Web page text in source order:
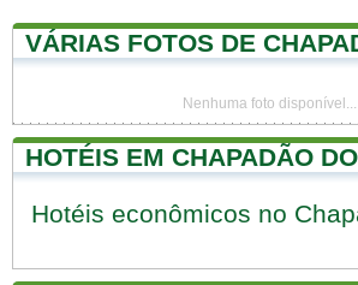
VÁRIAS FOTOS DE
Nenhuma foto disponível...
HOTÉIS EM CHAPADÃO
Hotéis econômicos no